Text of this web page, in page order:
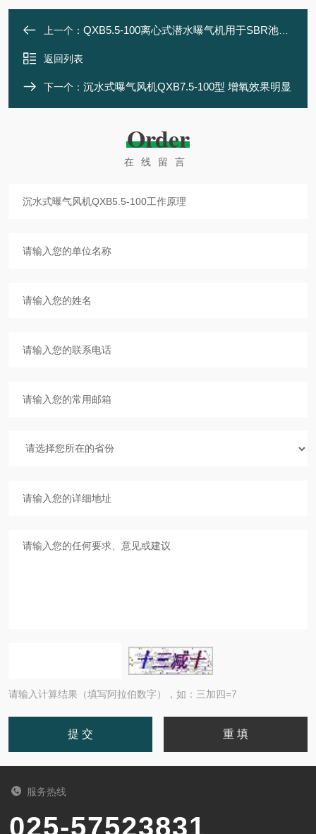
上一个： QXB5.5-100离心式潜水曝气机用于SBR池增氧
返回列表
下一个： 沉水式曝气风机QXB7.5-100型 增氧效果明显
Order
在线留言
请输入计算结果（填写阿拉伯数字），如：三加四=7
服务热线
025-57523831